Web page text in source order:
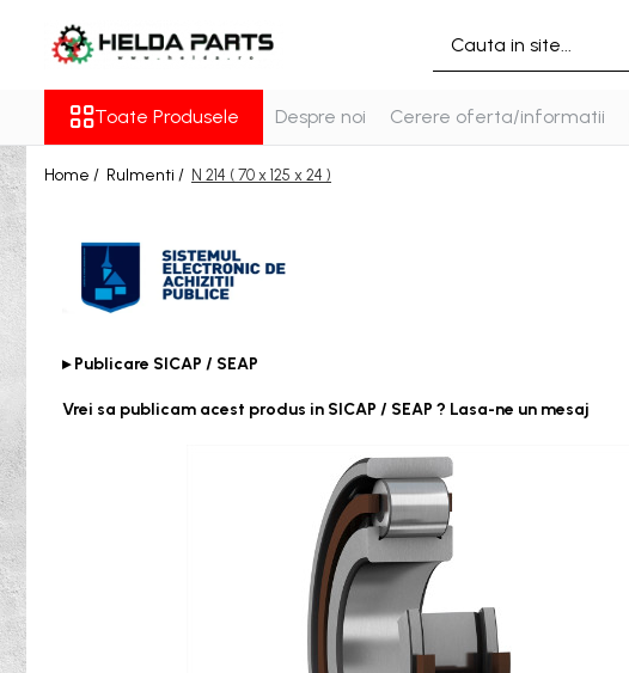
Rulmenti
Cu bile
Cu doua randuri de bile
Cu un rand de bile
Contact unghiular
Contact unghiular de precizie
Cu un rand de role
Cu role conice
Rulmenti axiali cu role butoi
Rulmenti osc. cu role butoi
Curele
Curele trapezoidale
10x
Toate Produsele Despre noi Cerere oferta/informatii
Home / Rulmenti / N 214 ( 70 x 125 x 24 )
▸ Publicare SICAP / SEAP
Vrei sa publicam acest produs in SICAP / SEAP ? Lasa-ne un mesaj